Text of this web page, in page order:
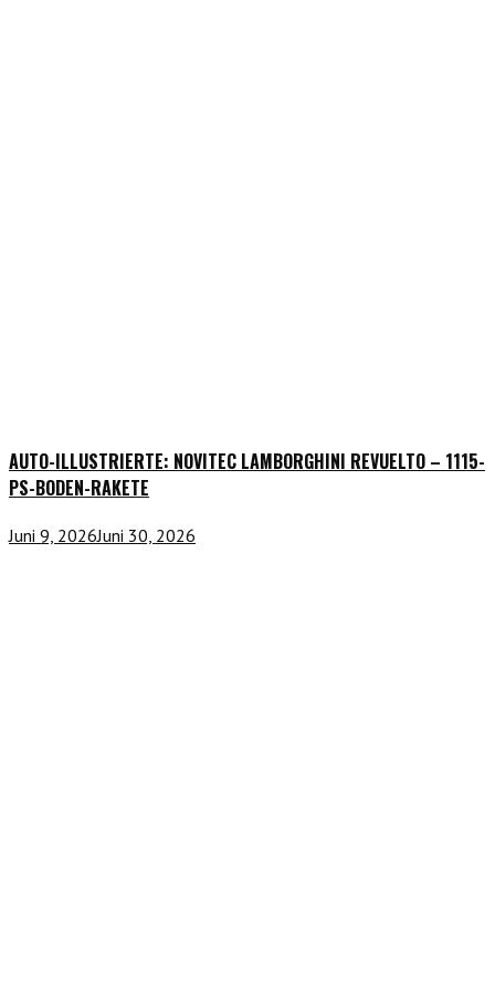
AUTO-ILLUSTRIERTE: NOVITEC LAMBORGHINI REVUELTO – 1115-
PS-BODEN-RAKETE
Juni 9, 2026Juni 30, 2026